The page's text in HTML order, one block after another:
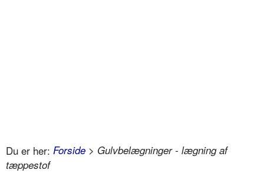
Du er her: Forside > Gulvbelægninger - lægning af
tæppestof